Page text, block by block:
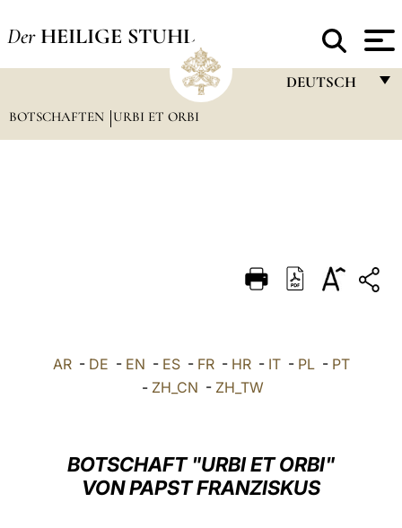
Der HEILIGE STUHL
DEUTSCH
DEUTSCH
العربيّة
BOTSCHAFTEN URBI ET ORBI
AR- DE - EN - ES- FR- HR- IT- PL- PT
- ZH_CN - ZH_TW
BOTSCHAFT "URBI ET ORBI"
VON PAPST FRANZISKUS